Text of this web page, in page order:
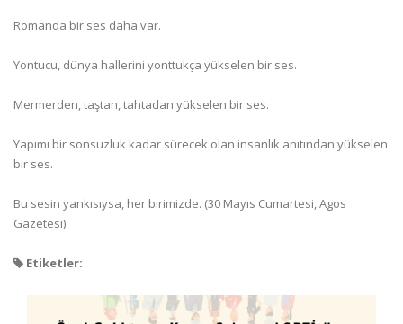
Romanda bir ses daha var.
Yontucu, dünya hallerini yonttukça yükselen bir ses.
Mermerden, taştan, tahtadan yükselen bir ses.
Yapımı bir sonsuzluk kadar sürecek olan insanlık anıtından yükselen
bir ses.
Bu sesin yankısıysa, her birimizde. (30 Mayıs Cumartesi, Agos
Gazetesi)
Etiketler: